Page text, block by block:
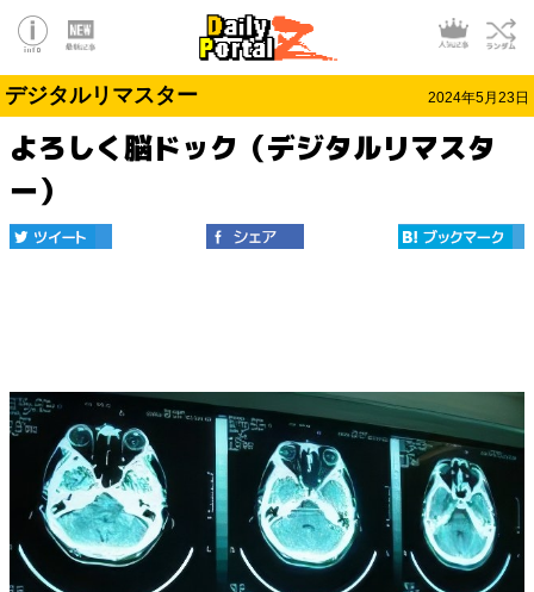
デジタルリマスター 2024年5月23日
よろしく脳ドック（デジタルリマスタ
ー）